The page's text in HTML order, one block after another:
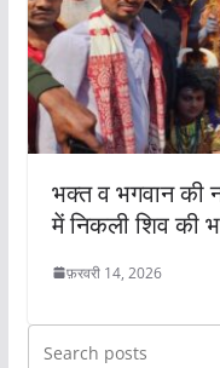
भक्त व भगवान की
में निकली शिव की
फ़रवरी 14, 2026